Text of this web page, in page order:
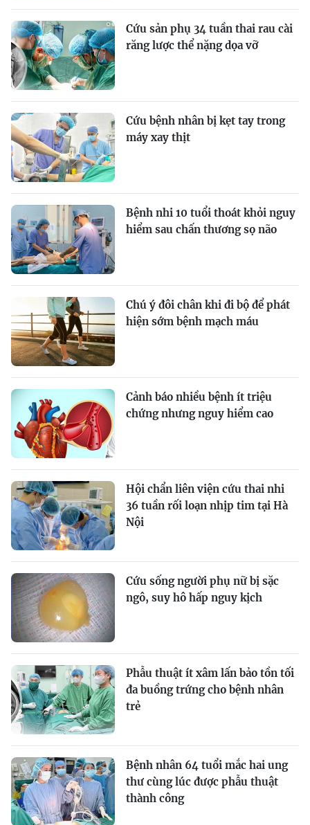
Cứu sản phụ 34 tuần thai rau cài
răng lược thể nặng dọa vỡ
Cứu bệnh nhân bị kẹt tay trong
máy xay thịt
Bệnh nhi 10 tuổi thoát khỏi nguy
hiểm sau chấn thương sọ não
Chú ý đôi chân khi đi bộ để phát
hiện sớm bệnh mạch máu
Cảnh báo nhiều bệnh ít triệu
chứng nhưng nguy hiểm cao
Hội chẩn liên viện cứu thai nhi
36 tuần rối loạn nhịp tim tại Hà
Nội
Cứu sống người phụ nữ bị sặc
ngô, suy hô hấp nguy kịch
Phẫu thuật ít xâm lấn bảo tồn tối
đa buồng trứng cho bệnh nhân
trẻ
Bệnh nhân 64 tuổi mắc hai ung
thư cùng lúc được phẫu thuật
thành công